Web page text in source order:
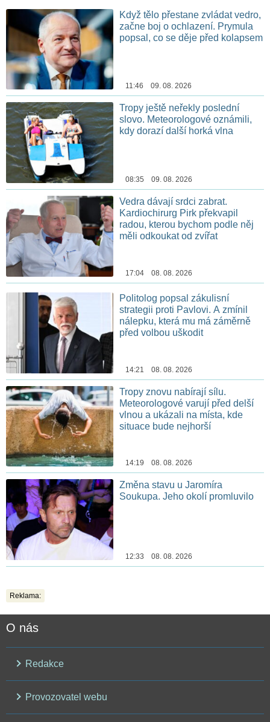
Když tělo přestane zvládat vedro,
začne boj o ochlazení. Prymula
popsal, co se děje před kolapsem
11:46 09. 08. 2026
Tropy ještě neřekly poslední
slovo. Meteorologové oznámili,
kdy dorazí další horká vlna
08:35 09. 08. 2026
Vedra dávají srdci zabrat.
Kardiochirurg Pirk překvapil
radou, kterou bychom podle něj
měli odkoukat od zvířat
17:04 08. 08. 2026
Politolog popsal zákulisní
strategii proti Pavlovi. A zmínil
nálepku, která mu má záměrně
před volbou uškodit
14:21 08. 08. 2026
Tropy znovu nabírají sílu.
Meteorologové varují před delší
vlnou a ukázali na místa, kde
situace bude nejhorší
14:19 08. 08. 2026
Změna stavu u Jaromíra
Soukupa. Jeho okolí promluvilo
12:33 08. 08. 2026
Reklama:
O nás
Redakce
Provozovatel webu